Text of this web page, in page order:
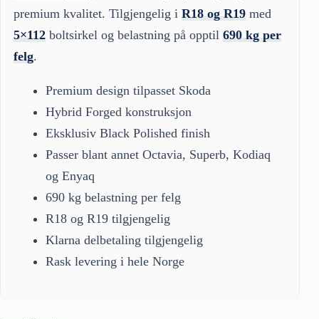
premium kvalitet. Tilgjengelig i R18 og R19 med
5×112 boltsirkel og belastning på opptil 690 kg per
felg.
Premium design tilpasset Skoda
Hybrid Forged konstruksjon
Eksklusiv Black Polished finish
Passer blant annet Octavia, Superb, Kodiaq
og Enyaq
690 kg belastning per felg
R18 og R19 tilgjengelig
Klarna delbetaling tilgjengelig
Rask levering i hele Norge